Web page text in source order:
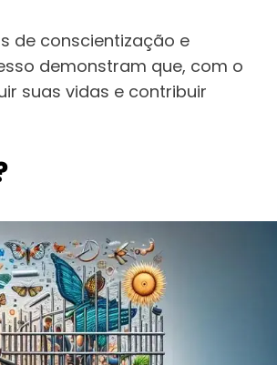
de conscientização e
demonstram que, com o
suas vidas e contribuir